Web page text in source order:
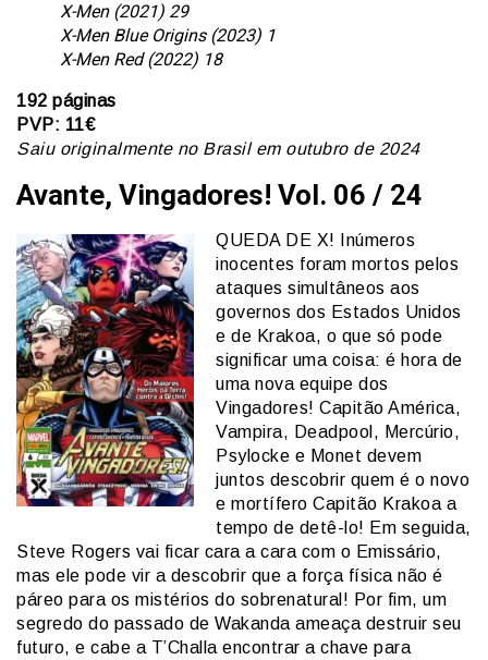
X-Men (2021) 29
X-Men Blue Origins (2023) 1
X-Men Red (2022) 18
192 páginas
PVP: 11€
Saiu originalmente no Brasil em outubro de 2024
Avante, Vingadores! Vol. 06 / 24
QUEDA DE X! Inúmeros
inocentes foram mortos pelos
ataques simultâneos aos
governos dos Estados Unidos
e de Krakoa, o que só pode
significar uma coisa: é hora de
uma nova equipe dos
Vingadores! Capitão América,
Vampira, Deadpool, Mercúrio,
Psylocke e Monet devem
juntos descobrir quem é o novo
e mortífero Capitão Krakoa a
tempo de detê-lo! Em seguida,
Steve Rogers vai ficar cara a cara com o Emissário,
mas ele pode vir a descobrir que a força física não é
páreo para os mistérios do sobrenatural! Por fim, um
segredo do passado de Wakanda ameaça destruir seu
futuro, e cabe a T’Challa encontrar a chave para